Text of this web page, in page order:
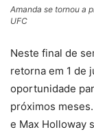
Amanda se tornou a
UFC
Neste final de
retorna em 1 de
oportunidade
próximos
e Max Holloway